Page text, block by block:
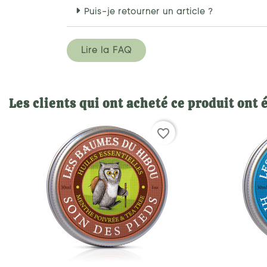
Puis-je retourner un article ?
Lire la FAQ
Les clients qui ont acheté ce produit ont
favorite_border